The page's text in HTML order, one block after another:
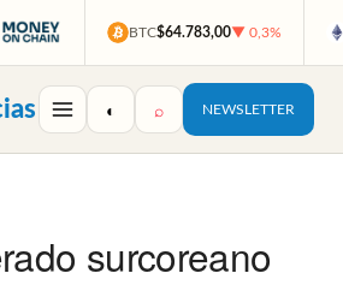
BTC$64.783,00▼ 0,3%
◐ ⌕ NEWSLETTER
surcoreano